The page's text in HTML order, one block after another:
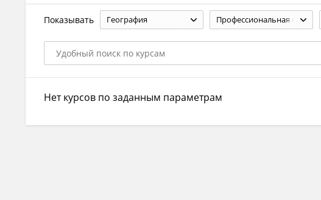
Показывать География Профессиональная переподготовка
Нет курсов по заданным параметрам